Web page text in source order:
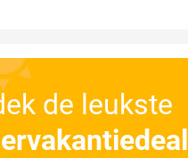
de leukste